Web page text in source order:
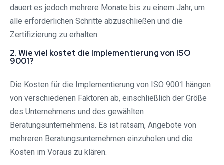
dauert es jedoch mehrere Monate bis zu einem Jahr, um
alle erforderlichen Schritte abzuschließen und die
Zertifizierung zu erhalten.
2. Wie viel kostet die Implementierung von ISO
9001?
Die Kosten für die Implementierung von ISO 9001 hängen
von verschiedenen Faktoren ab, einschließlich der Größe
des Unternehmens und des gewählten
Beratungsunternehmens. Es ist ratsam, Angebote von
mehreren Beratungsunternehmen einzuholen und die
Kosten im Voraus zu klären.